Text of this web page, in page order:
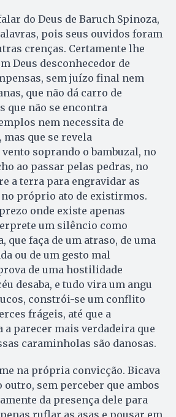
do Deus de Baruch Spinoza,
pois seus ouvidos foram
crenças. Certamente lhe
Deus desconhecedor de
sem juízo final nem
que não dá carro de
que não se encontra
nem necessita de
que se revela
soprando o bambuzal, no
ao passar pelas pedras, no
a terra para engravidar as
no próprio ato de existirmos.
onde existe apenas
um silêncio como
que faça de um atraso, de uma
ou de um gesto mal
de uma hostilidade
desaba, e tudo vira um angu
constrói-se um conflito
frágeis, até que a
a parecer mais verdadeira que
caraminholas são danosas.
na própria convicção. Bicava
sem perceber que ambos
da presença dele para
ruflar as asas e pousar em